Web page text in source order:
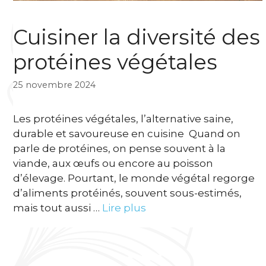
Cuisiner la diversité des
protéines végétales
25 novembre 2024
Les protéines végétales, l’alternative saine,
durable et savoureuse en cuisine Quand on
parle de protéines, on pense souvent à la
viande, aux œufs ou encore au poisson
d’élevage. Pourtant, le monde végétal regorge
d’aliments protéinés, souvent sous-estimés,
mais tout aussi … Lire plus